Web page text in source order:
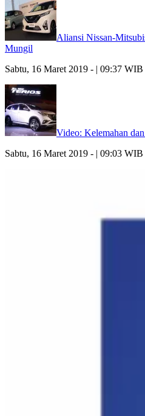
Aliansi Nissan-
Mungil
Sabtu, 16 Maret 2019 - | 09:37 WIB
Video: Kelemahan
Sabtu, 16 Maret 2019 - | 09:03 WIB